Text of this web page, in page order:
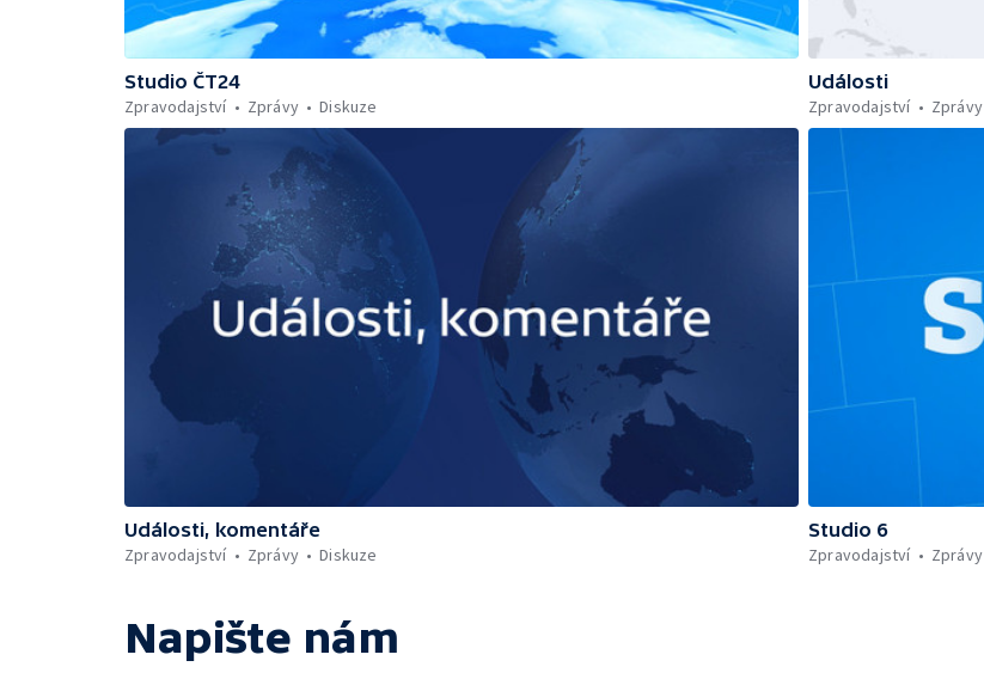
Studio ČT24
Zpravodajství
Zprávy Diskuze
Události
Zpravodajství
Zprávy
Události, komentáře
Zpravodajství
Zprávy Diskuze
Studio 6
Zpravodajství
Zprávy
Napište nám